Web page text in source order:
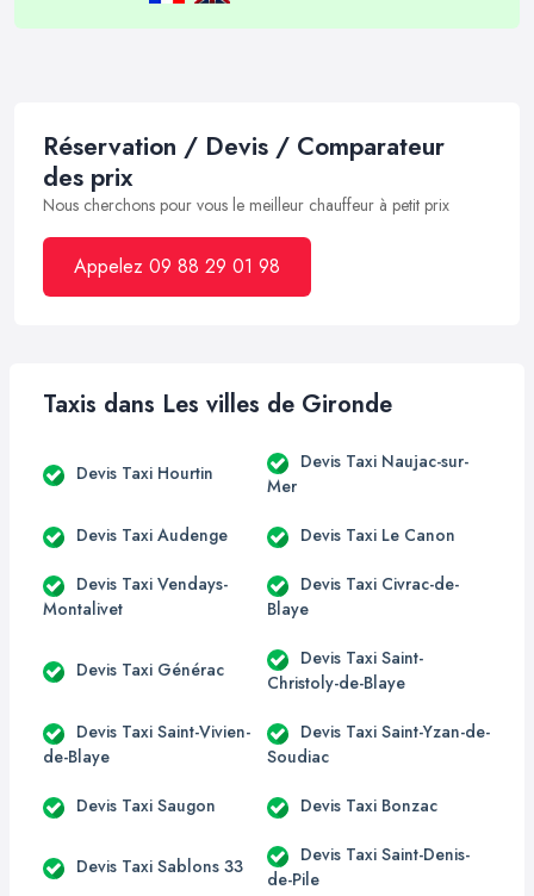
Réservation / Devis / Comparateur
des prix
Nous cherchons pour vous le meilleur chauffeur à petit prix
Appelez 09 88 29 01 98
Taxis dans Les villes de Gironde
Devis Taxi Hourtin
Devis Taxi Naujac-sur-
Mer
Devis Taxi Audenge Devis Taxi Le Canon
Devis Taxi Vendays-
Montalivet
Devis Taxi Civrac-de-
Blaye
Devis Taxi Générac
Devis Taxi Saint-
Christoly-de-Blaye
Devis Taxi Saint-Vivien-
de-Blaye
Devis Taxi Saint-Yzan-de-
Soudiac
Devis Taxi Saugon Devis Taxi Bonzac
Devis Taxi Sablons 33
Devis Taxi Saint-Denis-
de-Pile